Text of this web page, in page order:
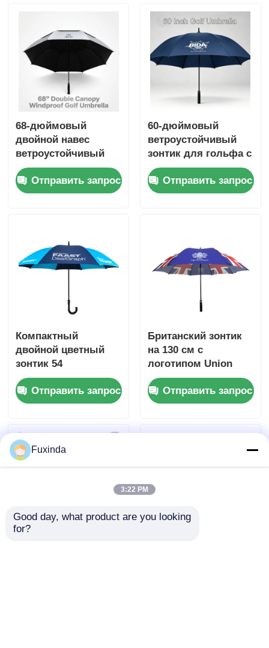
68-дюймовый
двойной навес
ветроустойчивый
зонтик для гольфа с
UV50+ титановой
серебряной тканью
Отправить запрос
60-дюймовый
ветроустойчивый
зонтик для гольфа с
пользовательским
логотипом для
корпоративного и
Отправить запрос
Компактный
двойной цветный
зонтик 54
дюймовый зонтик
для гольфа с
крючком
Отправить запрос
Британский зонтик
на 130 см с
логотипом Union
Jack
Отправить запрос
Fuxinda
3:22 PM
Good day, what product are you looking
for?